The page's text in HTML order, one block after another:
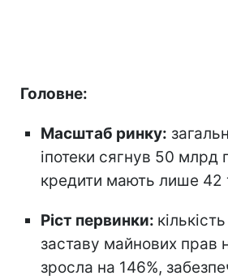
Головне:
Масштаб ринку:
іпотеки сягнув 50 млрд
кредити мають лише 42
Ріст первинки:
заставу майнових прав
зросла на 146%,